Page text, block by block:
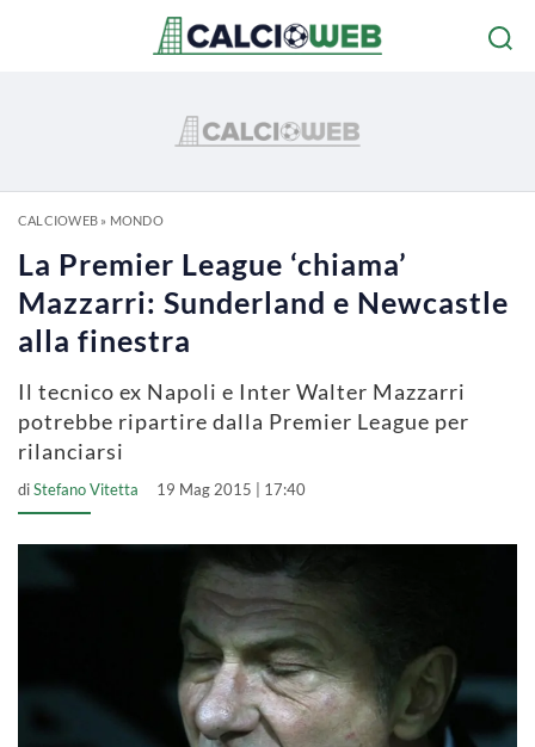
CALCIOWEB» MONDO
La Premier League ‘chiama’
Mazzarri: Sunderland e Newcastle
alla finestra
Il tecnico ex Napoli e Inter Walter Mazzarri
potrebbe ripartire dalla Premier League per
rilanciarsi
diStefano Vitetta 19 Mag 2015 | 17:40